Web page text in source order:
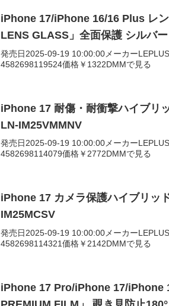
iPhone 17/iPhone 16/16 Plus レ
LENS GLASS」全面保護 シルバ
発売日2025-09-19 10:00:00メーカー
4582698119524価格￥1322DMMで見る
iPhone 17 耐傷・耐衝撃ハイブリ
LN-IM25VMMNV
発売日2025-09-19 10:00:00メーカー
4582698114079価格￥2772DMMで見る
iPhone 17 カメラ保護ハイブリッ
IM25MCSV
発売日2025-09-19 10:00:00メーカー
4582698114321価格￥2142DMMで見る
iPhone 17 Pro/iPhone 17/iPhone